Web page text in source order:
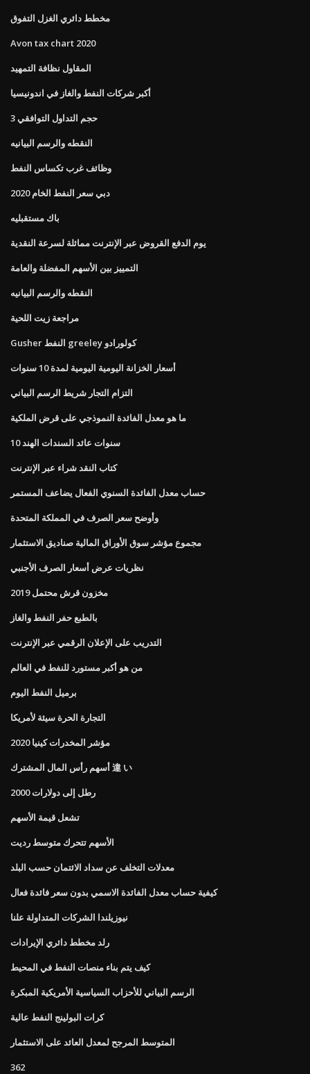
مخطط دائري الغزل التفوق
Avon tax chart 2020
المقاول نظافة التمهيد
أكبر شركات النفط والغاز في اندونيسيا
حجم التداول التوافقي 3
النقطه والرسم البيانيه
وظائف غرب تكساس النفط
دبي سعر النفط الخام 2020
باك مستقبليه
يوم الدفع القروض عبر الإنترنت مماثلة لسرعة النقدية
التمييز بين الأسهم المفضلة والعامة
النقطه والرسم البيانيه
مراجعة زيت اللحية
Gusher النفط greeley كولورادو
أسعار الخزانة اليومية اليومية لمدة 10 سنوات
التزام التجار شريط الرسم البياني
ما هو معدل الفائدة النموذجي على قرض الملكية
10 سنوات عائد السندات الهند
كتاب النقد شراء عبر الإنترنت
حساب معدل الفائدة السنوي الفعال يضاعف المستمر
وأوضح سعر الصرف في المملكة المتحدة
مجموع مؤشر سوق الأوراق المالية صناديق الاستثمار
نظريات عرض أسعار الصرف الأجنبي
مخزون قرش محتمل 2019
بالطبع حفر النفط والغاز
التدريب على الإعلان الرقمي عبر الإنترنت
من هو أكبر مستورد للنفط في العالم
برميل النفط اليوم
التجارة الحرة سيئة لأمريكا
مؤشر المخدرات كينيا 2020
أسهم رأس المال المشترك 違 い
2000 رطل إلى دولارات
تشعل قيمة الأسهم
الأسهم تتحرك متوسط ​​رديت
معدلات التخلف عن سداد الائتمان حسب البلد
كيفية حساب معدل الفائدة الاسمي بدون سعر فائدة فعال
نيوزيلندا الشركات المتداولة علنا
رلد مخطط دائري الإيرادات
كيف يتم بناء منصات النفط في المحيط
الرسم البياني للأحزاب السياسية الأمريكية المبكرة
كرات البولينج النفط عالية
المتوسط ​​المرجح لمعدل العائد على الاستثمار
362